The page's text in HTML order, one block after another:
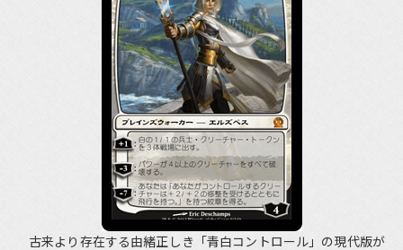
古来より存在する由緒正しき「青白コントロール」の現代版が